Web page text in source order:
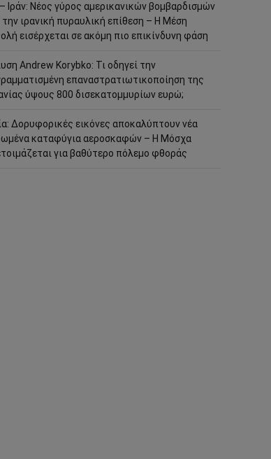
Ιράν: Νέος γύρος αμερικανικών βομβαρδισμών
ιρανική πυραυλική επίθεση – Η Μέση
εισέρχεται σε ακόμη πιο επικίνδυνη φάση
Andrew Korybko: Τι οδηγεί την
επαναστρατιωτικοποίηση της
ύψους 800 δισεκατομμυρίων ευρώ;
Δορυφορικές εικόνες αποκαλύπτουν νέα
καταφύγια αεροσκαφών – Η Μόσχα
για βαθύτερο πόλεμο φθοράς